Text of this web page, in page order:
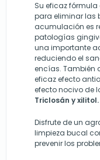
Su eficaz
para eliminar las
acumulación es
patologías
una importante
reduciendo el
encías. También
eficaz efecto
efecto nocivo de
Triclosán y xilitol.
Disfrute de un
limpieza bucal
prevenir los